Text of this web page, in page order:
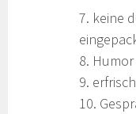
7. keine
8. Humor
9.
10.